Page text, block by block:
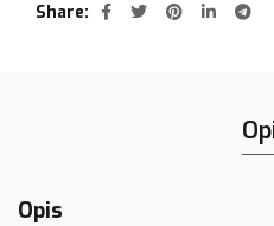
Share
Opis